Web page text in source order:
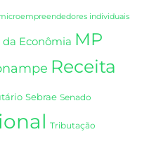
individuais
Econômia MP
Receita
Sebrae Senado
Tributação